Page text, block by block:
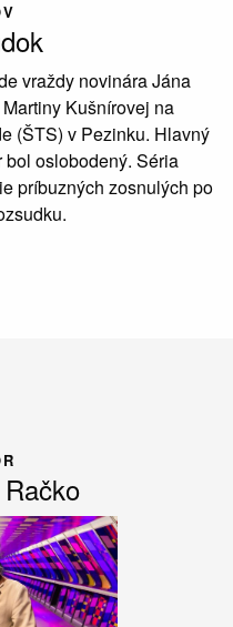
vraždy novinára Jána
Kušnírovej na
(ŠTS) v Pezinku. Hlavný
oslobodený. Séria
príbuzných zosnulých po